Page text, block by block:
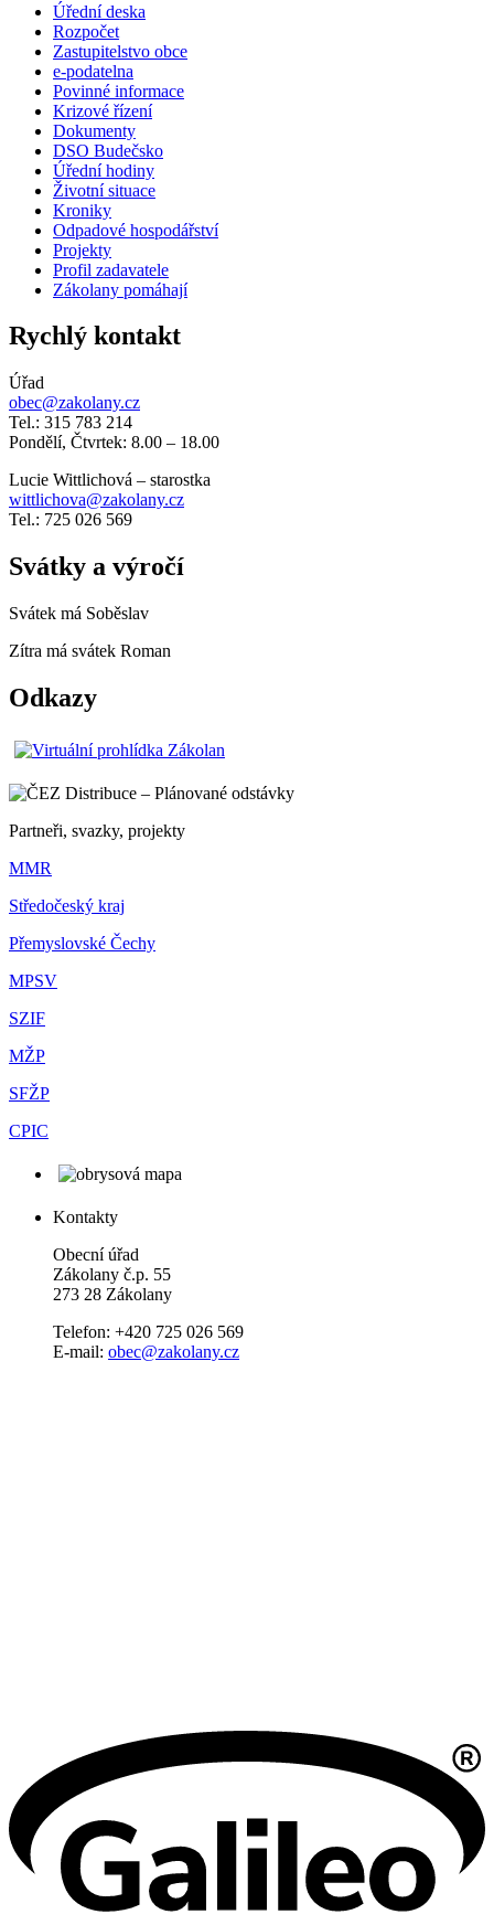
Úřední deska
Rozpočet
Zastupitelstvo obce
e-podatelna
Povinné informace
Krizové řízení
Dokumenty
DSO Budečsko
Úřední hodiny
Životní situace
Kroniky
Odpadové hospodářství
Projekty
Profil zadavatele
Zákolany pomáhají
Rychlý kontakt
Úřad
obec@zakolany.cz
Tel.: 315 783 214
Pondělí, Čtvrtek: 8.00 – 18.00
Lucie Wittlichová – starostka
wittlichova@zakolany.cz
Tel.: 725 026 569
Svátky a výročí
Svátek má Soběslav
Zítra má svátek Roman
Odkazy
Partneři, svazky, projekty
MMR
Středočeský kraj
Přemyslovské Čechy
MPSV
SZIF
MŽP
SFŽP
CPIC
Kontakty
Obecní úřad
Zákolany č.p. 55
273 28 Zákolany
Telefon: +420 725 026 569
E-mail: obec@zakolany.cz